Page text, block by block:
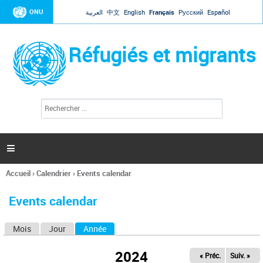
Jump to navigation
ONU العربية 中文 English Français Русский Español
Réfugiés et migrants
l
c
h
e

Vous
ici
Accueil›Calendrier› Events calendar
Events calendar
Mois Jour Année
2024 « Préc. Suiv. »